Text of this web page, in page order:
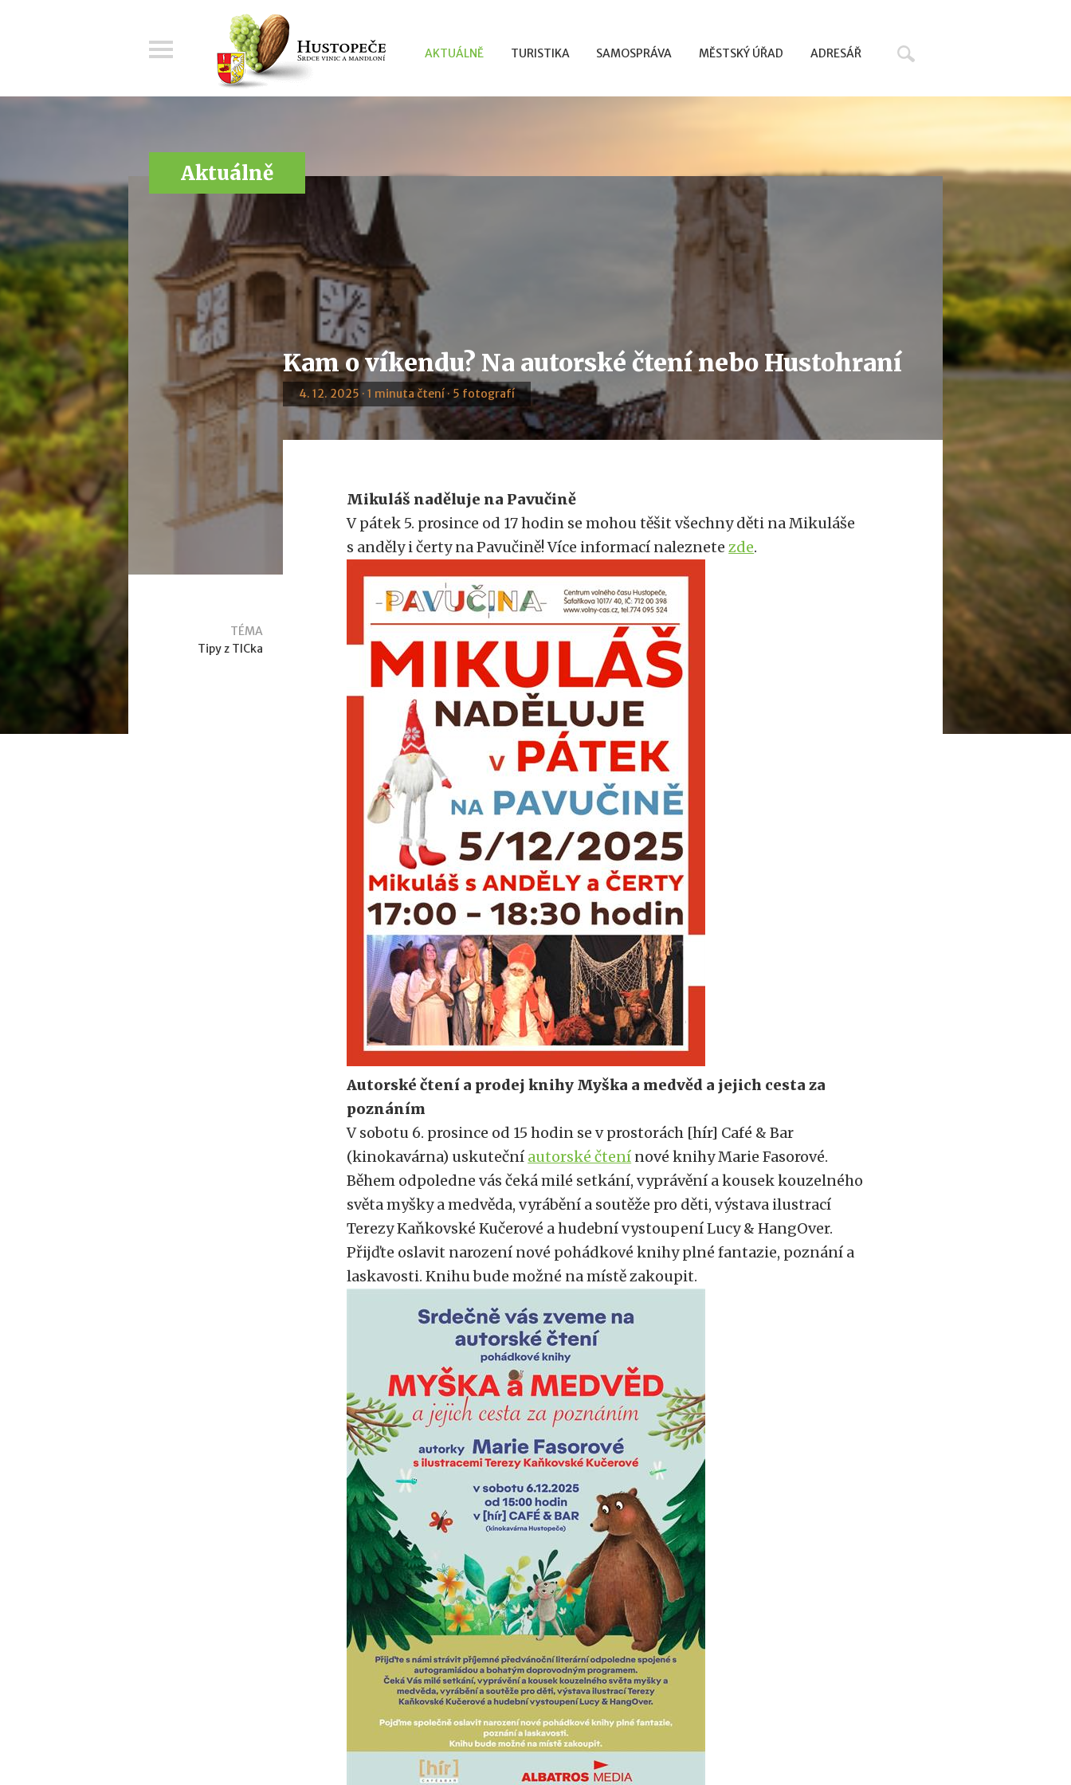
AKTUÁLNĚ TURISTIKA SAMOSPRÁVA MĚSTSKÝ ÚŘAD ADRESÁŘ
Aktuálně
Kam o víkendu? Na autorské čtení nebo Hustohraní
4. 12. 2025 · 1 minuta čtení · 5 fotografí
TÉMA
Tipy z TICka
Mikuláš naděluje na Pavučině
V pátek 5. prosince od 17 hodin se mohou těšit všechny děti na Mikuláše
s anděly i čerty na Pavučině! Více informací naleznetezde.
Autorské čtení a prodej knihy Myška a medvěd a jejich cesta za
poznáním
V sobotu 6. prosince od 15 hodin se v prostorách [hír] Café & Bar
(kinokavárna) uskuteční autorské čtení nové knihy Marie Fasorové.
Během odpoledne vás čeká milé setkání, vyprávění a kousek kouzelného
světa myšky a medvěda, vyrábění a soutěže pro děti, výstava ilustrací
Terezy Kaňkovské Kučerové a hudební vystoupení Lucy & HangOver.
Přijďte oslavit narození nové pohádkové knihy plné fantazie, poznání a
laskavosti. Knihu bude možné na místě zakoupit.